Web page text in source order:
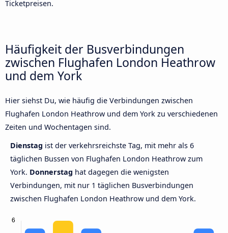
Ticketpreisen.
Häufigkeit der Busverbindungen
zwischen Flughafen London Heathrow
und dem York
Hier siehst Du, wie häufig die Verbindungen zwischen
Flughafen London Heathrow und dem York zu verschiedenen
Zeiten und Wochentagen sind.
Dienstag ist der verkehrsreichste Tag, mit mehr als 6
täglichen Bussen von Flughafen London Heathrow zum
York. Donnerstag hat dagegen die wenigsten
Verbindungen, mit nur 1 täglichen Busverbindungen
zwischen Flughafen London Heathrow und dem York.